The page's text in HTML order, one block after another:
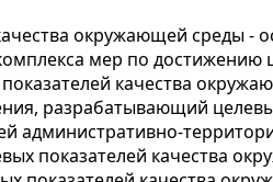
окружающей среды
мер по достижению
качества
разрабатывающий
административно-
показателей качества